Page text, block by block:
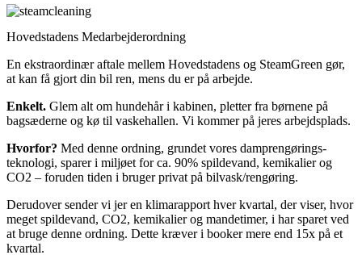
Hovedstadens Medarbejderordning
En ekstraordinær aftale mellem Hovedstadens og SteamGreen gør,
at kan få gjort din bil ren, mens du er på arbejde.
Enkelt. Glem alt om hundehår i kabinen, pletter fra børnene på
bagsæderne og kø til vaskehallen. Vi kommer på jeres arbejdsplads.
Hvorfor? Med denne ordning, grundet vores damprengørings-
teknologi, sparer i miljøet for ca. 90% spildevand, kemikalier og
CO2 – foruden tiden i bruger privat på bilvask/rengøring.
Derudover sender vi jer en klimarapport hver kvartal, der viser, hvor
meget spildevand, CO2, kemikalier og mandetimer, i har sparet ved
at bruge denne ordning. Dette kræver i booker mere end 15x på et
kvartal.